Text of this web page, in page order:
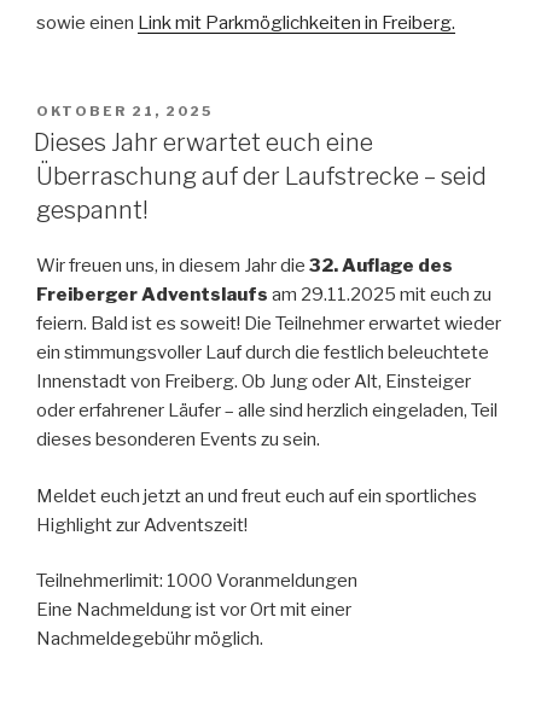
sowie einen Link mit Parkmöglichkeiten in Freiberg.
VERÖFFENTLICHT
AM
OKTOBER 21, 2025
Dieses Jahr erwartet euch eine
Überraschung auf der Laufstrecke – seid
gespannt!
Wir freuen uns, in diesem Jahr die 32. Auflage des
Freiberger Adventslaufs am 29.11.2025 mit euch zu
feiern. Bald ist es soweit! Die Teilnehmer erwartet wieder
ein stimmungsvoller Lauf durch die festlich beleuchtete
Innenstadt von Freiberg. Ob Jung oder Alt, Einsteiger
oder erfahrener Läufer – alle sind herzlich eingeladen, Teil
dieses besonderen Events zu sein.
Meldet euch jetzt an und freut euch auf ein sportliches
Highlight zur Adventszeit!
Teilnehmerlimit: 1000 Voranmeldungen
Eine Nachmeldung ist vor Ort mit einer
Nachmeldegebühr möglich.